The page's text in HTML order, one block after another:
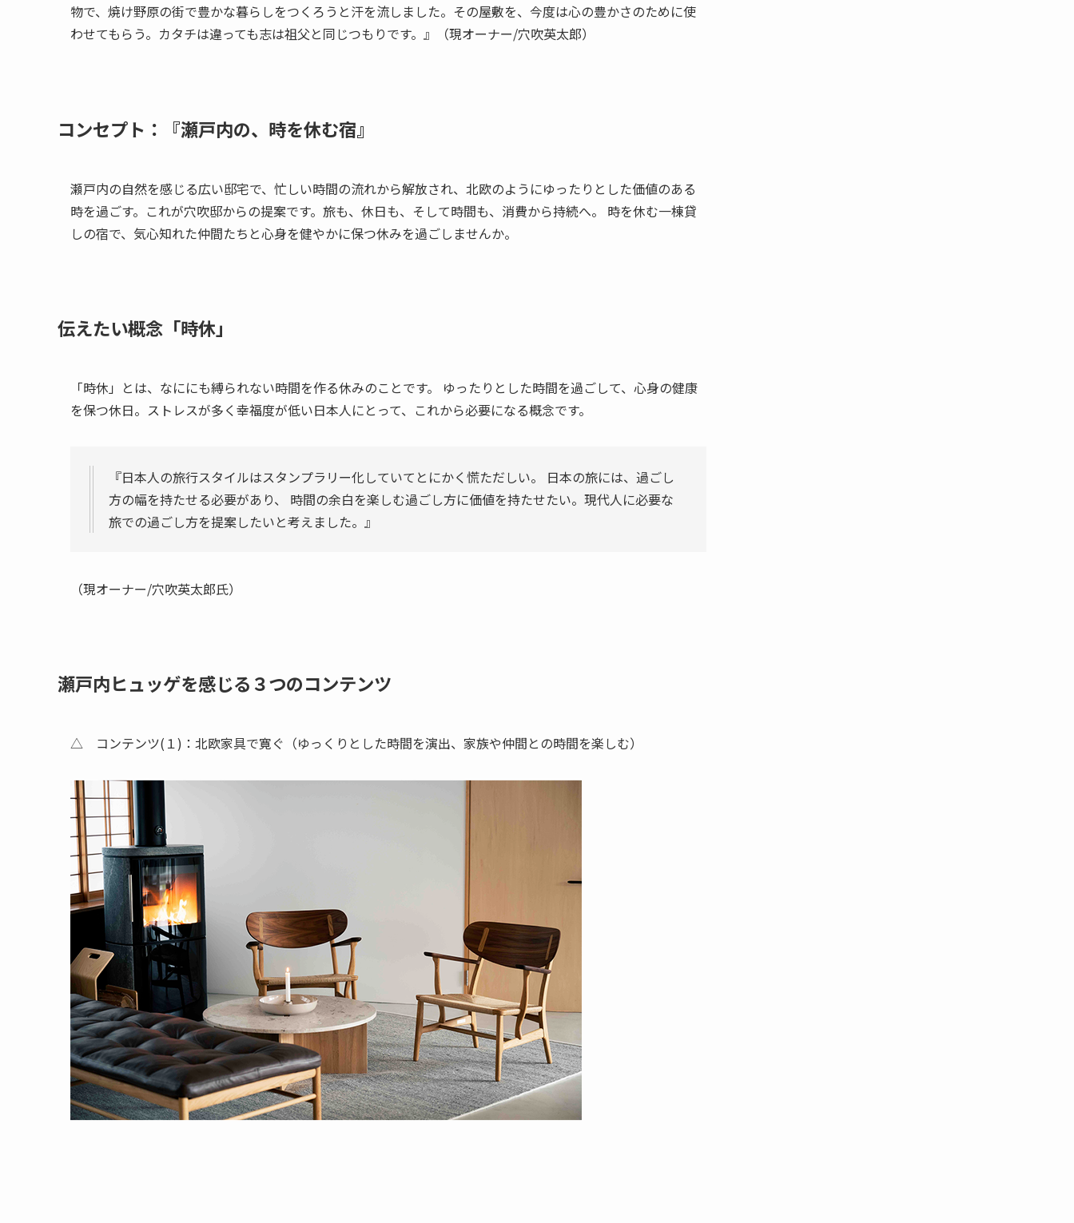
物で、焼け野原の街で豊かな暮らしをつくろうと汗を流しました。その屋敷を、今度は心の豊かさのために使
わせてもらう。カタチは違っても志は祖父と同じつもりです。』（現オーナー/穴吹英太郎）
コンセプト：『瀬戸内の、時を休む宿』
瀬戸内の自然を感じる広い邸宅で、忙しい時間の流れから解放され、北欧のようにゆったりとした価値のある
時を過ごす。これが穴吹邸からの提案です。旅も、休日も、そして時間も、消費から持続へ。 時を休む一棟貸
しの宿で、気心知れた仲間たちと心身を健やかに保つ休みを過ごしませんか。
伝えたい概念「時休」
「時休」とは、なににも縛られない時間を作る休みのことです。 ゆったりとした時間を過ごして、心身の健康
を保つ休日。ストレスが多く幸福度が低い日本人にとって、これから必要になる概念です。
『日本人の旅行スタイルはスタンプラリー化していてとにかく慌ただしい。 日本の旅には、過ごし
方の幅を持たせる必要があり、 時間の余白を楽しむ過ごし方に価値を持たせたい。現代人に必要な
旅での過ごし方を提案したいと考えました。』
（現オーナー/穴吹英太郎氏）
瀬戸内ヒュッゲを感じる３つのコンテンツ
△ コンテンツ(１)：北欧家具で寛ぐ（ゆっくりとした時間を演出、家族や仲間との時間を楽しむ）